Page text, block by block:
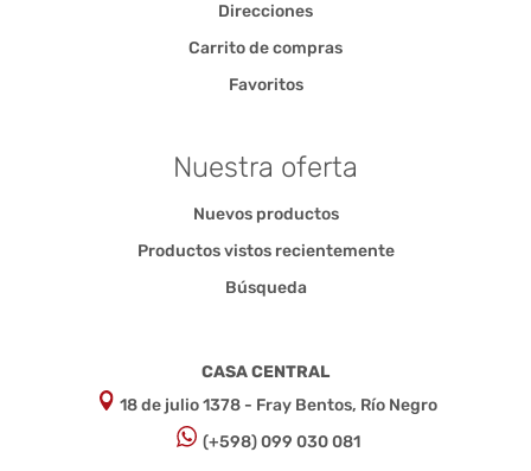
Direcciones
Carrito de compras
Favoritos
Nuestra oferta
Nuevos productos
Productos vistos recientemente
Búsqueda
CASA CENTRAL
18 de julio 1378 - Fray Bentos, Río Negro
(+598) 099 030 081